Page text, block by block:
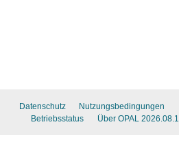
Datenschutz Nutzungsbedingungen
Betriebsstatus
Über OPAL 2026.08.1